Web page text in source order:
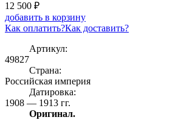
12 500 ₽
добавить в корзину
Как оплатить?Как доставить?
Артикул:
49827
Страна:
Росcийская империя
Датировка:
1908 — 1913 гг.
Оригинал.